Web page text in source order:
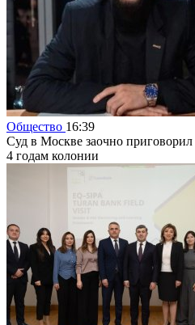
Общество 16:39
Суд в Москве заочно приговорил
4 годам колонии